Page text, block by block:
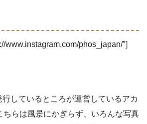
www.instagram.com/phos_japan/″]
しているところが運営しているアカ
ちらは風景にかぎらず、いろんな写真